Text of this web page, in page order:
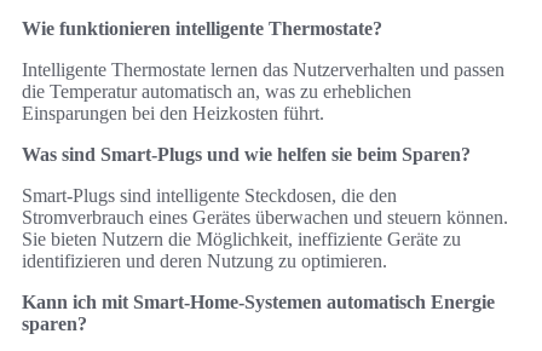
Wie funktionieren intelligente Thermostate?
Intelligente Thermostate lernen das Nutzerverhalten und passen
die Temperatur automatisch an, was zu erheblichen
Einsparungen bei den Heizkosten führt.
Was sind Smart-Plugs und wie helfen sie beim Sparen?
Smart-Plugs sind intelligente Steckdosen, die den
Stromverbrauch eines Gerätes überwachen und steuern können.
Sie bieten Nutzern die Möglichkeit, ineffiziente Geräte zu
identifizieren und deren Nutzung zu optimieren.
Kann ich mit Smart-Home-Systemen automatisch Energie
sparen?